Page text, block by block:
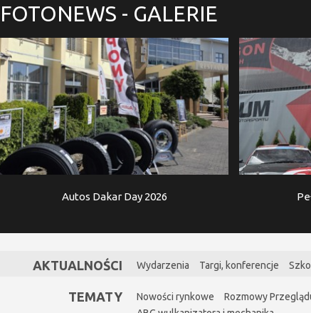
FOTONEWS - GALERIE
Autos Dakar Day 2026
AKTUALNOŚCI Wydarzenia Targi, konferencje
TEMATY Nowości rynkowe Rozmowy